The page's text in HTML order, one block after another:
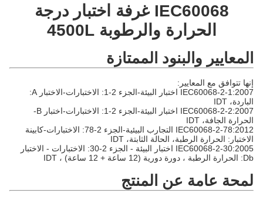
IEC60068 غرفة اختبار درجة
الحرارة والرطوبة 4500L
المعايير والبنود الممتازة
إنها تتوافق مع المعايير:
IEC60068-2-1:2007 اختبار البيئة-الجزء 2-1: الاختبارات-الاختبار A:
الباردة، IDT
IEC60068-2-2:2007 اختبار البيئة-الجزء 2-1: الاختبارات-اختبار B-
الحرارة الجافة، IDT
IEC60068-2-78:2012 ‬التجارب البيئية-الجزء 2-78: الاختبارات-كابينة
الاختبار: الحرارة الرطبة، الحالة الثابتة، IDT‬
IEC60068-2-30:2005 اختبار البيئة - الجزء 2-30: الاختبارات - الاختبار
Db: الحرارة الرطبة ، دورة دورية (12 ساعة + 12 ساعة) ، IDT
لمحة عامة عن المنتج